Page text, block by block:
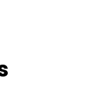
calidad es
mejor que por